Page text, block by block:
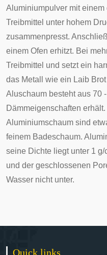
Aluminiumpulver mit
Treibmittel unter hohem
zusammenpresst.
einem Ofen erhitzt. Bei
Treibmittel und setzt ein
das Metall wie ein Laib
Aluschaum besteht aus 70
Dämmeigenschaften
Aluminiumschaum sind
feinem Badeschaum.
seine Dichte liegt unter 1 g/
und der geschlossenen
Wasser nicht unter.
Quick links